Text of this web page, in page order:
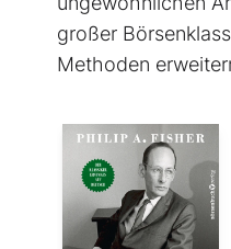
großer
Methoden